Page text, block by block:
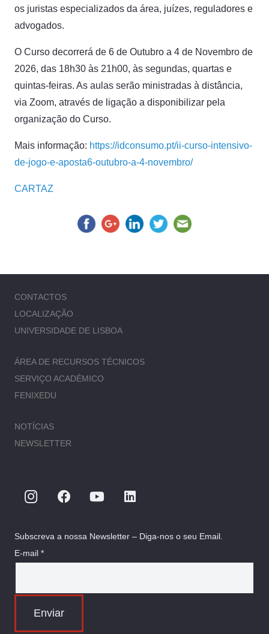
os juristas especializados da área, juízes, reguladores e
advogados.
O Curso decorrerá de 6 de Outubro a 4 de Novembro de
2026, das 18h30 às 21h00, às segundas, quartas e
quintas-feiras. As aulas serão ministradas à distância,
via Zoom, através de ligação a disponibilizar pela
organização do Curso.
Mais informação: https://idconsumo.pt/ii-curso-intensivo-
de-jogo-e-aposta6-outubro-a-4-novembro/
CARTAZ
CONTACTOS
LOCALIZAÇÃO
UNIVERSIDADE DE LISBOA
ÁREA DE RECURSOS TÉCNICOS
SERVIÇO ACADÉMICO
FENIXEDU
NOTÍCIAS
NEWSLETTER
Subscreva a nossa Newsletter – Diga-nos o seu Email.
E-mail *